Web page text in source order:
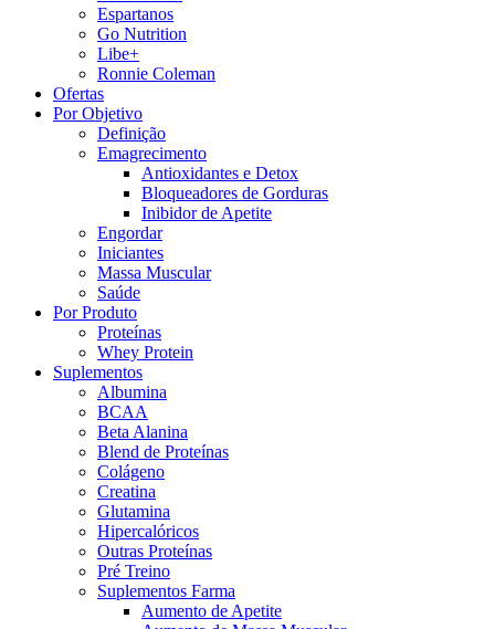
Espartanos
Go Nutrition
Libe+
Ronnie Coleman
Ofertas
Por Objetivo
Definição
Emagrecimento
Antioxidantes e Detox
Bloqueadores de Gorduras
Inibidor de Apetite
Engordar
Iniciantes
Massa Muscular
Saúde
Por Produto
Proteínas
Whey Protein
Suplementos
Albumina
BCAA
Beta Alanina
Blend de Proteínas
Colágeno
Creatina
Glutamina
Hipercalóricos
Outras Proteínas
Pré Treino
Suplementos Farma
Aumento de Apetite